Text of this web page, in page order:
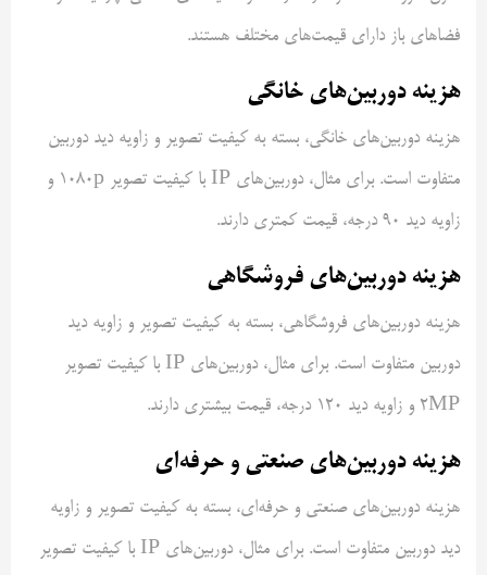
فضاهای باز دارای قیمت‌های مختلف هستند.
هزینه دوربین‌های خانگی
هزینه دوربین‌های خانگی، بسته به کیفیت تصویر و زاویه دید دوربین
متفاوت است. برای مثال، دوربین‌های IP با کیفیت تصویر 1080p و
زاویه دید 90 درجه، قیمت کمتری دارند.
هزینه دوربین‌های فروشگاهی
هزینه دوربین‌های فروشگاهی، بسته به کیفیت تصویر و زاویه دید
دوربین متفاوت است. برای مثال، دوربین‌های IP با کیفیت تصویر
2MP و زاویه دید 120 درجه، قیمت بیشتری دارند.
هزینه دوربین‌های صنعتی و حرفه‌ای
هزینه دوربین‌های صنعتی و حرفه‌ای، بسته به کیفیت تصویر و زاویه
دید دوربین متفاوت است. برای مثال، دوربین‌های IP با کیفیت تصویر